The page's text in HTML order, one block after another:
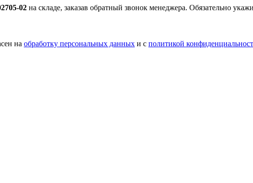
02 на складе, заказав обратный звонок менеджера. Обязательно
на обработку персональных данных и с политикой